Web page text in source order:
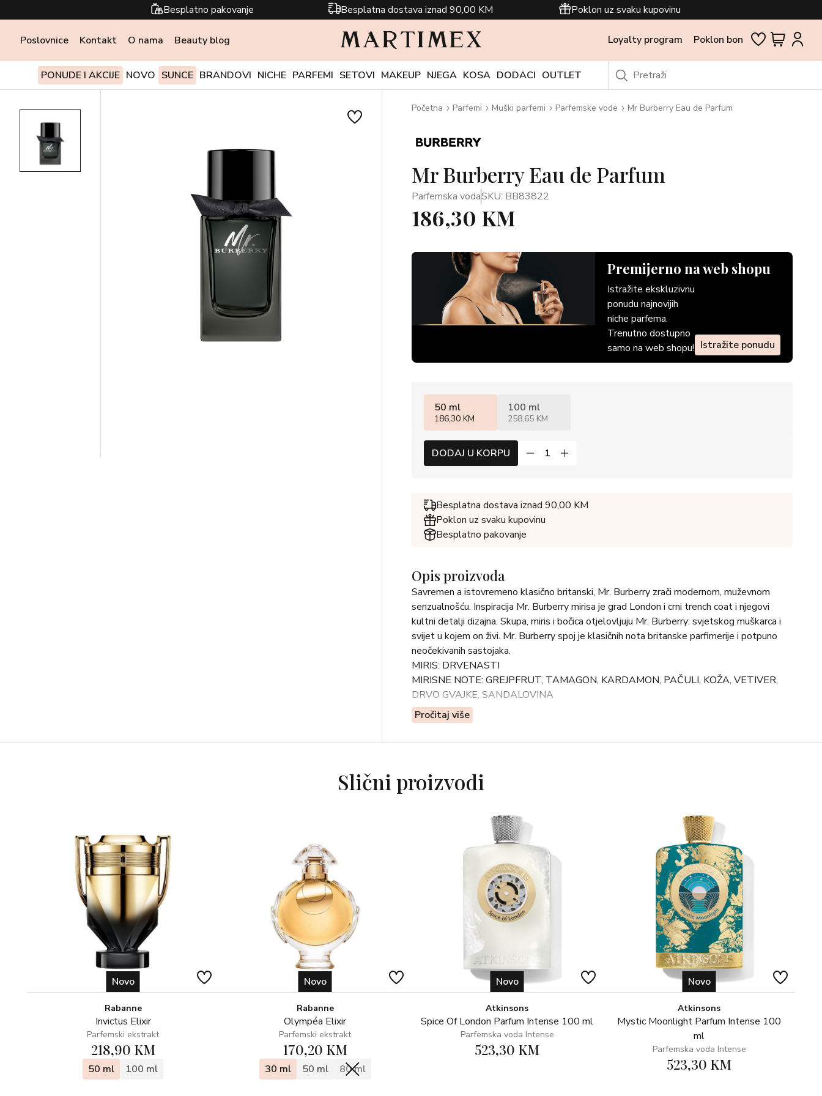
Besplatno pakovanje Besplatna dostava iznad 90,00 KM Poklon uz svaku kupovinu
Poslovnice Kontakt O nama Beauty blog Loyalty program Poklon bon
PONUDE I AKCIJE NOVO SUNCE BRANDOVI NICHE PARFEMI SETOVI MAKEUP NJEGA KOSA DODACI OUTLET
Početna Parfemi Muški parfemi Parfemske vode Mr Burberry Eau de Parfum
Mr Burberry Eau de Parfum
Parfemska vodaSKU: BB83822
186,30 KM
Premijerno na web shopu
Istražite ekskluzivnu
ponudu najnovijih
niche parfema.
Trenutno dostupno
samo na web shopu! Istražite ponudu
50 ml
186,30 KM
100 ml
258,65 KM
DODAJ U KORPU
Besplatna dostava iznad 90,00 KM
Poklon uz svaku kupovinu
Besplatno pakovanje
Opis proizvoda
Savremen a istovremeno klasično britanski, Mr. Burberry zrači modernom, muževnom
senzualnošću. Inspiracija Mr. Burberry mirisa je grad London i crni trench coat i njegovi
kultni detalji dizajna. Skupa, miris i bočica otjelovljuju Mr. Burberry: svjetskog muškarca i
svijet u kojem on živi. Mr. Burberry spoj je klasičnih nota britanske parfimerije i potpuno
neočekivanih sastojaka.
MIRIS: DRVENASTI
MIRISNE NOTE: GREJPFRUT, TAMAGON, KARDAMON, PAČULI, KOŽA, VETIVER,
DRVO GVAJKE, SANDALOVINA
Pročitaj više
Slični proizvodi
Novo
Rabanne
Invictus Elixir
Parfemski ekstrakt
218,90 KM
50 ml 100 ml
Novo
Rabanne
Olympéa Elixir
Parfemski ekstrakt
170,20 KM
30 ml 50 ml 80 ml
Novo
Atkinsons
Spice Of London Parfum Intense 100 ml
Parfemska voda Intense
523,30 KM
Novo
Atkinsons
Mystic Moonlight Parfum Intense 100
ml
Parfemska voda Intense
523,30 KM